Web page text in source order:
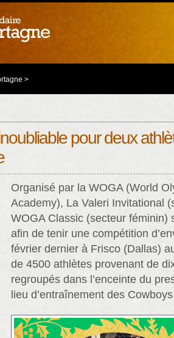
>
pour deux
Organisé par la WOGA (World
Academy), La Valeri Invitational
WOGA Classic (secteur féminin)
afin de tenir une compétition
février dernier à Frisco (Dallas)
de 4500 athlètes provenant de
regroupés dans l’enceinte du
lieu d’entraînement des